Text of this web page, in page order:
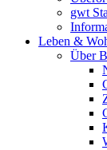
gwt
Leben &
Über